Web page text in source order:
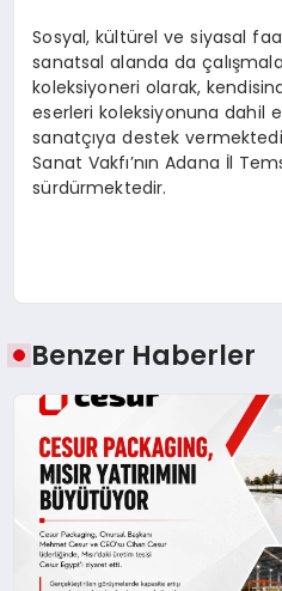
Sosyal, kültürel ve siyasal
sanatsal alanda da
koleksiyoneri olarak,
eserleri koleksiyonuna dahil
sanatçıya destek
Sanat Vakfı’nın Adana İl
sürdürmektedir.
Benzer Haberler